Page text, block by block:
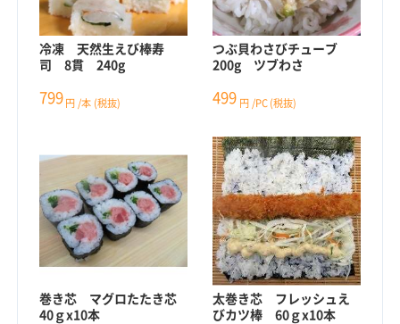
冷凍 天然生えび棒寿
司 8貫 240g
799 円 /本 (税抜)
つぶ貝わさびチューブ
200g ツブわさ
499 円 /PC (税抜)
巻き芯 マグロたたき芯
40ｇx10本
太巻き芯 フレッシュえ
びカツ棒 60ｇx10本